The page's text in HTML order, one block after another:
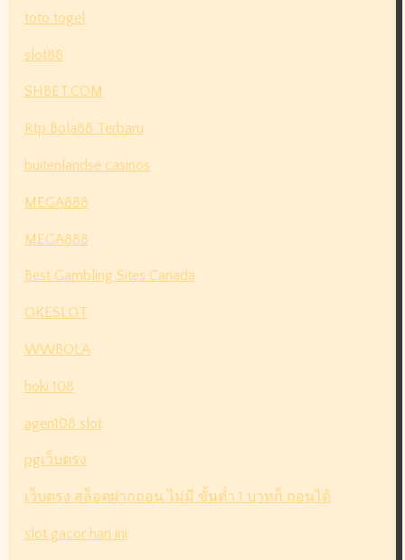
toto togel
slot88
SHBET.COM
Rtp Bola88 Terbaru
buitenlandse casinos
MEGA888
MEGA888
Best Gambling Sites Canada
OKESLOT
WWBOLA
hoki 108
agen108 slot
pgเว็บตรง
เว็บตรง สล็อตฝากถอน ไม่มี ขั้นต่ำ 1 บาทก็ ถอนได้
slot gacor hari ini